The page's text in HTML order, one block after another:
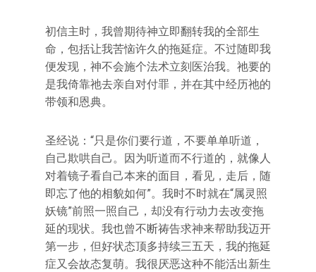
初信主时，我曾期待神立即翻转我的全部生
命，包括让我苦恼许久的拖延症。不过随即我
便发现，神不会施个法术立刻医治我。祂要的
是我倚靠祂去亲自对付罪，并在其中经历祂的
带领和恩典。
圣经说：“只是你们要行道，不要单单听道，
自己欺哄自己。因为听道而不行道的，就像人
对着镜子看自己本来的面目，看见，走后，随
即忘了他的相貌如何”。我时不时就在“属灵照
妖镜”前照一照自己，却没有行动力去改变拖
延的现状。我也曾不断祷告求神来帮助我迈开
第一步，但好状态顶多持续三五天，我的拖延
症又会故态复萌。我很厌恶这种不能活出新生